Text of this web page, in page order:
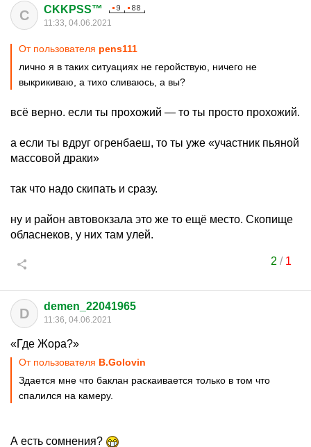
C CKKPSS™
11:33, 04.06.2021
От пользователя pens111
лично я в таких ситуациях не геройствую, ничего не
выкрикиваю, а тихо сливаюсь, а вы?
всё верно. если ты прохожий — то ты просто прохожий.
а если ты вдруг огренбаеш, то ты уже «участник пьяной
массовой драки»
так что надо скипать и сразу.
ну и район автовокзала это же то ещё место. Скопище
обласнеков, у них там улей.
2 / 1
D demen_22041965
11:36, 04.06.2021
«Где Жора?»
От пользователя B.Golovin
Здается мне что баклан раскаивается только в том что
спалился на камеру.
А есть сомнения?